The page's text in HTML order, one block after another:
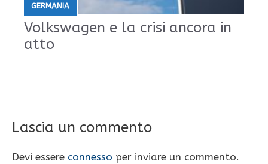
GERMANIA
Volkswagen e la crisi ancora in
atto
Lascia un commento
Devi essere connesso per inviare un commento.